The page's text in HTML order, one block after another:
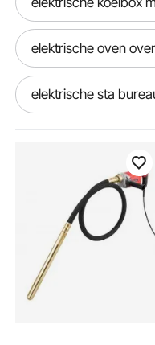
elektrische oven
elektrische sta
Elektrische behuizing
elektrische lier voor
elektrische tanken